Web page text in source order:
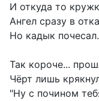
И откуда то
Ангел сразу в
Но кадык
Так короче...
Чёрт лишь
"Ну с почином